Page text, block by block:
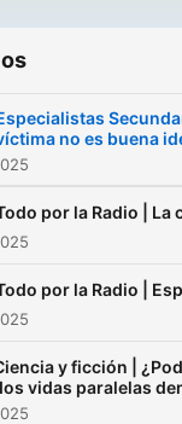
no es buena
por la Radio | La
por la Radio |
y ficción |
vidas paralelas